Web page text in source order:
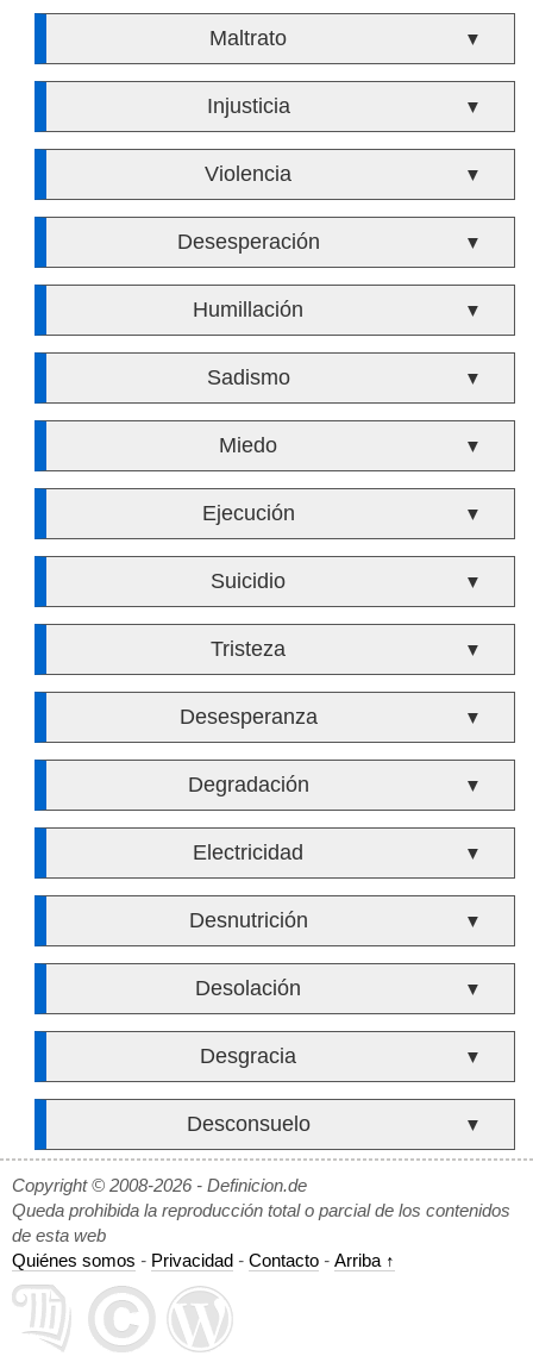
Maltrato ▼
Injusticia ▼
Violencia ▼
Desesperación ▼
Humillación ▼
Sadismo ▼
Miedo ▼
Ejecución ▼
Suicidio ▼
Tristeza ▼
Desesperanza ▼
Degradación ▼
Electricidad ▼
Desnutrición ▼
Desolación ▼
Desgracia ▼
Desconsuelo ▼
Copyright © 2008-2026 - Definicion.de
Queda prohibida la reproducción total o parcial de los contenidos
de esta web
Quiénes somos - Privacidad - Contacto - Arriba ↑